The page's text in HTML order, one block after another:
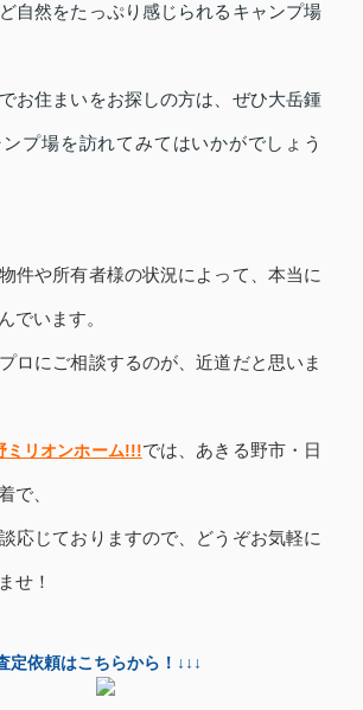
自然をたっぷり感じられるキャンプ場
お住まいをお探しの方は、ぜひ大岳鍾
プ場を訪れてみてはいかがでしょう
件や所有者様の状況によって、本当に
でいます。
ロにご相談するのが、近道だと思いま
ミリオンホーム!!!では、 あきる野市・日
で、
応じておりますので、どうぞお気軽に
せ！
定依頼はこちらから！↓↓↓